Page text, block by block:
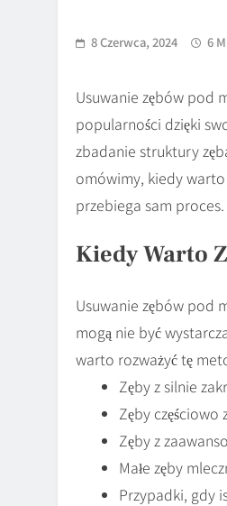
8 Czerwca, 2024 6
Usuwanie zębów pod
popularności dzięki
zbadanie struktury
omówimy, kiedy
przebiega sam proces.
Kiedy Warto
Usuwanie zębów pod
mogą nie być
warto rozważyć tę
Zęby z silnie
Zęby częściowo
Zęby z
Małe zęby
Przypadki, gdy